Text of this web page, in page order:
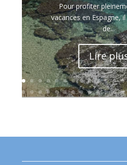
Pour profiter
vacances en Espagne,
de...
Lire